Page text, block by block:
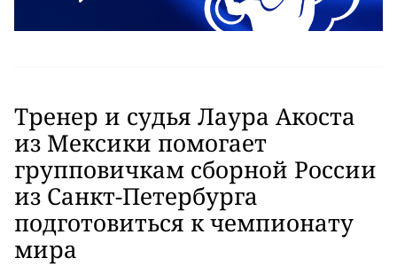
Тренер и судья Лаура Акоста
из Мексики помогает
групповичкам сборной России
из Санкт-Петербурга
подготовиться к чемпионату
мира